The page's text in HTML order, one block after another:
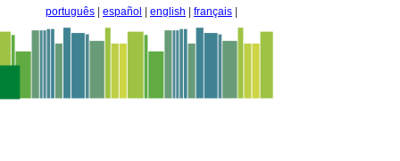
português español english français